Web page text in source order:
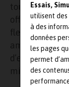
Essais,
utilisent des
à des
données
les pages
permet
des
toute
offre une
flexibilité,
améliorée à
d’entretien de
minutes.